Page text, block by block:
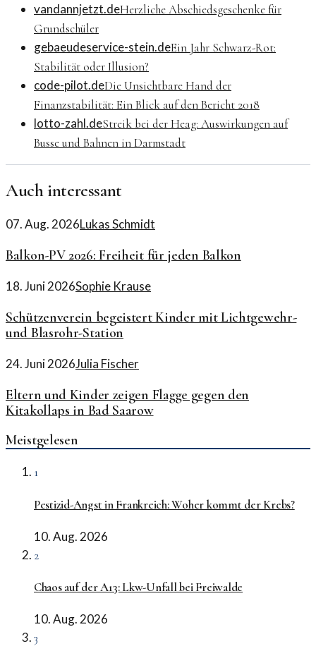
vandannjetzt.deHerzliche Abschiedsgeschenke für
Grundschüler
gebaeudeservice-stein.deEin Jahr Schwarz-Rot:
Stabilität oder Illusion?
code-pilot.deDie Unsichtbare Hand der
Finanzstabilität: Ein Blick auf den Bericht 2018
lotto-zahl.deStreik bei der Heag: Auswirkungen auf
Busse und Bahnen in Darmstadt
Auch interessant
07. Aug. 2026Lukas Schmidt
Balkon-PV 2026: Freiheit für jeden Balkon
18. Juni 2026Sophie Krause
Schützenverein begeistert Kinder mit Lichtgewehr-
und Blasrohr-Station
24. Juni 2026Julia Fischer
Eltern und Kinder zeigen Flagge gegen den
Kitakollaps in Bad Saarow
Meistgelesen
1
Pestizid-Angst in Frankreich: Woher kommt der Krebs?
10. Aug. 2026
2
Chaos auf der A13: Lkw-Unfall bei Freiwalde
10. Aug. 2026
3